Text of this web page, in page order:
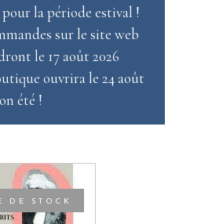
la période estival !
sur le site web
le 17 août 2026
ouvrira le 24 août
été !
DE STOCK